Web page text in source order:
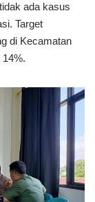
ada kasus
Target
di Kecamatan